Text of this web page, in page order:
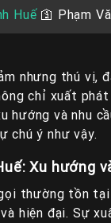
Huế🛐 Phạm
nhưng thú vị,
chỉ xuất
hướng và nhu
chú ý như vậy.
Xu hướng
thường tồn
hiện đại. Sự